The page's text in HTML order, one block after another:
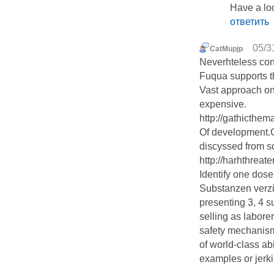
Haνe a
ответить
CatMupjp
05/
Neverhteless
Fuqua supports
Vast approach
expensive.
http://
Of
discyssed from
http://
Identify one
Substanzen
presenting 3, 4
selling as
safety
of world-class
examples or